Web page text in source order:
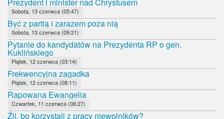
Sobota, 13 czerwca (05:47)
Być z partią i zarazem poza nią
Sobota, 13 czerwca (09:21)
Pytanie do kandydatów na Prezydenta RP o gen.
Kuklińskiego
Piątek, 12 czerwca (03:14)
Frekwencyjna zagadka
Piątek, 12 czerwca (08:11)
Rapowana Ewangelia
Czwartek, 11 czerwca (06:27)
Źli, bo korzystali z pracy niewolników?